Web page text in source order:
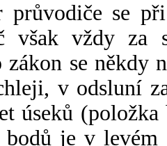
průvodiče se
však vždy za
zákon se někdy
v odsluní
úseků
bodů je v